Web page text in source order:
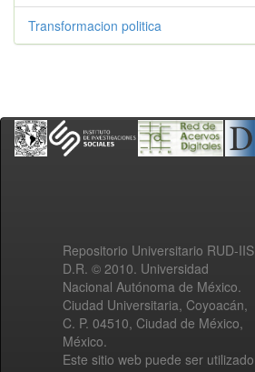
Transformacion politica
Repositorio Universitario RUD-IIS
D.R. © 2010. Universidad
Nacional Autónoma de México.
Ciudad Universitaria, Coyoacán,
C. P. 04510, Ciudad de México,
México.
Este sitio web puede ser utilizado